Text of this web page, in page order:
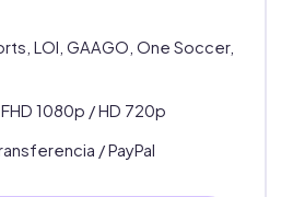
LOI, GAAGO, One Soccer,
1080p / HD 720p
/ PayPal